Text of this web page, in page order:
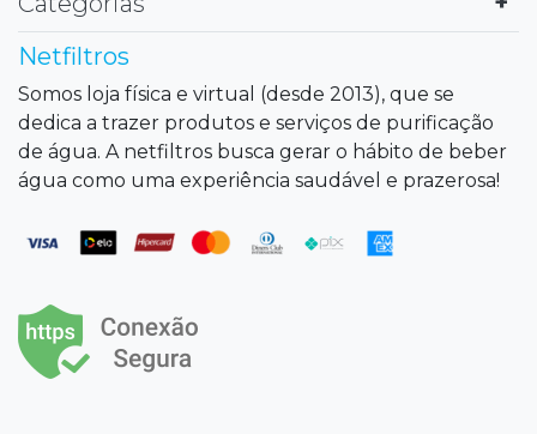
Netfiltros
Somos loja física e virtual (desde 2013), que se
dedica a trazer produtos e serviços de purificação
de água. A netfiltros busca gerar o hábito de beber
água como uma experiência saudável e prazerosa!